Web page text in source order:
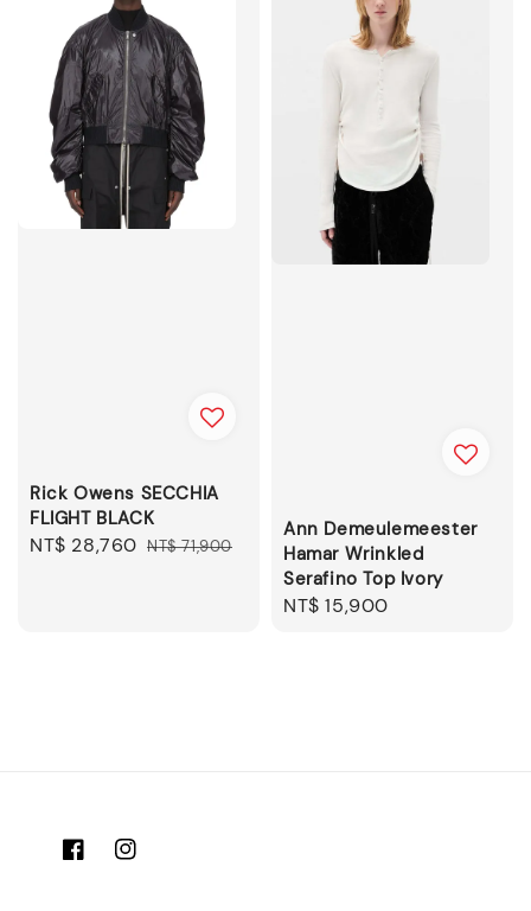
Rick Owens SECCHIA
FLIGHT BLACK
Sale
NT$ 28,760 Regular
NT$ 71,900
Ann Demeulemeester
Hamar Wrinkled
Serafino Top Ivory
Regular
NT$ 15,900